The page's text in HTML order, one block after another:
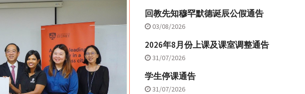
回教先知穆罕默德诞辰公假通告
03/08/2026
2026年8月份上课及课室调整通告
31/07/2026
学生停课通告
31/07/2026